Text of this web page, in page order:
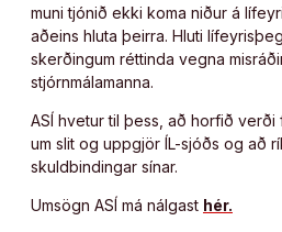
muni tjónið ekki koma niður á
aðeins hluta þeirra. Hluti
skerðingum réttinda vegna
stjórnmálamanna.
ASÍ hvetur til þess, að horfið verði
um slit og uppgjör ÍL-sjóðs og að
skuldbindingar sínar.
Umsögn ASÍ má nálgast hér.